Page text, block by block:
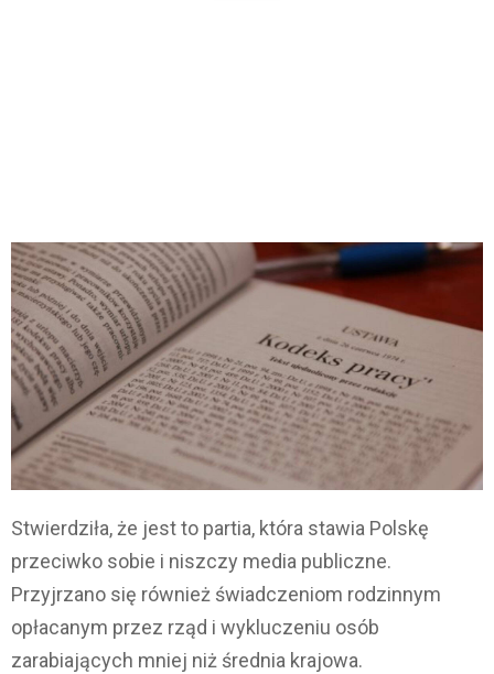
Stwierdziła, że ​​jest to partia, która stawia Polskę
przeciwko sobie i niszczy media publiczne.
Przyjrzano się również świadczeniom rodzinnym
opłacanym przez rząd i wykluczeniu osób
zarabiających mniej niż średnia krajowa.